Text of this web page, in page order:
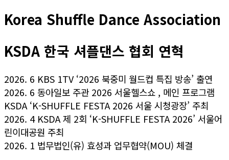
Korea Shuffle Dance Association
KSDA 한국 셔플댄스 협회 연혁
2026. 6 KBS 1TV ‘2026 북중미 월드컵 특집 방송’ 출연
2026. 6 동아일보 주관 2026 서울헬스쇼 , 메인 프로그램
KSDA ‘K-SHUFFLE FESTA 2026 서울 시청광장’ 주최
2026. 4 KSDA 제 2회 ‘K-SHUFFLE FESTA 2026’ 서울어
린이대공원 주최
2026. 1 법무법인(유) 효성과 업무협약(MOU) 체결